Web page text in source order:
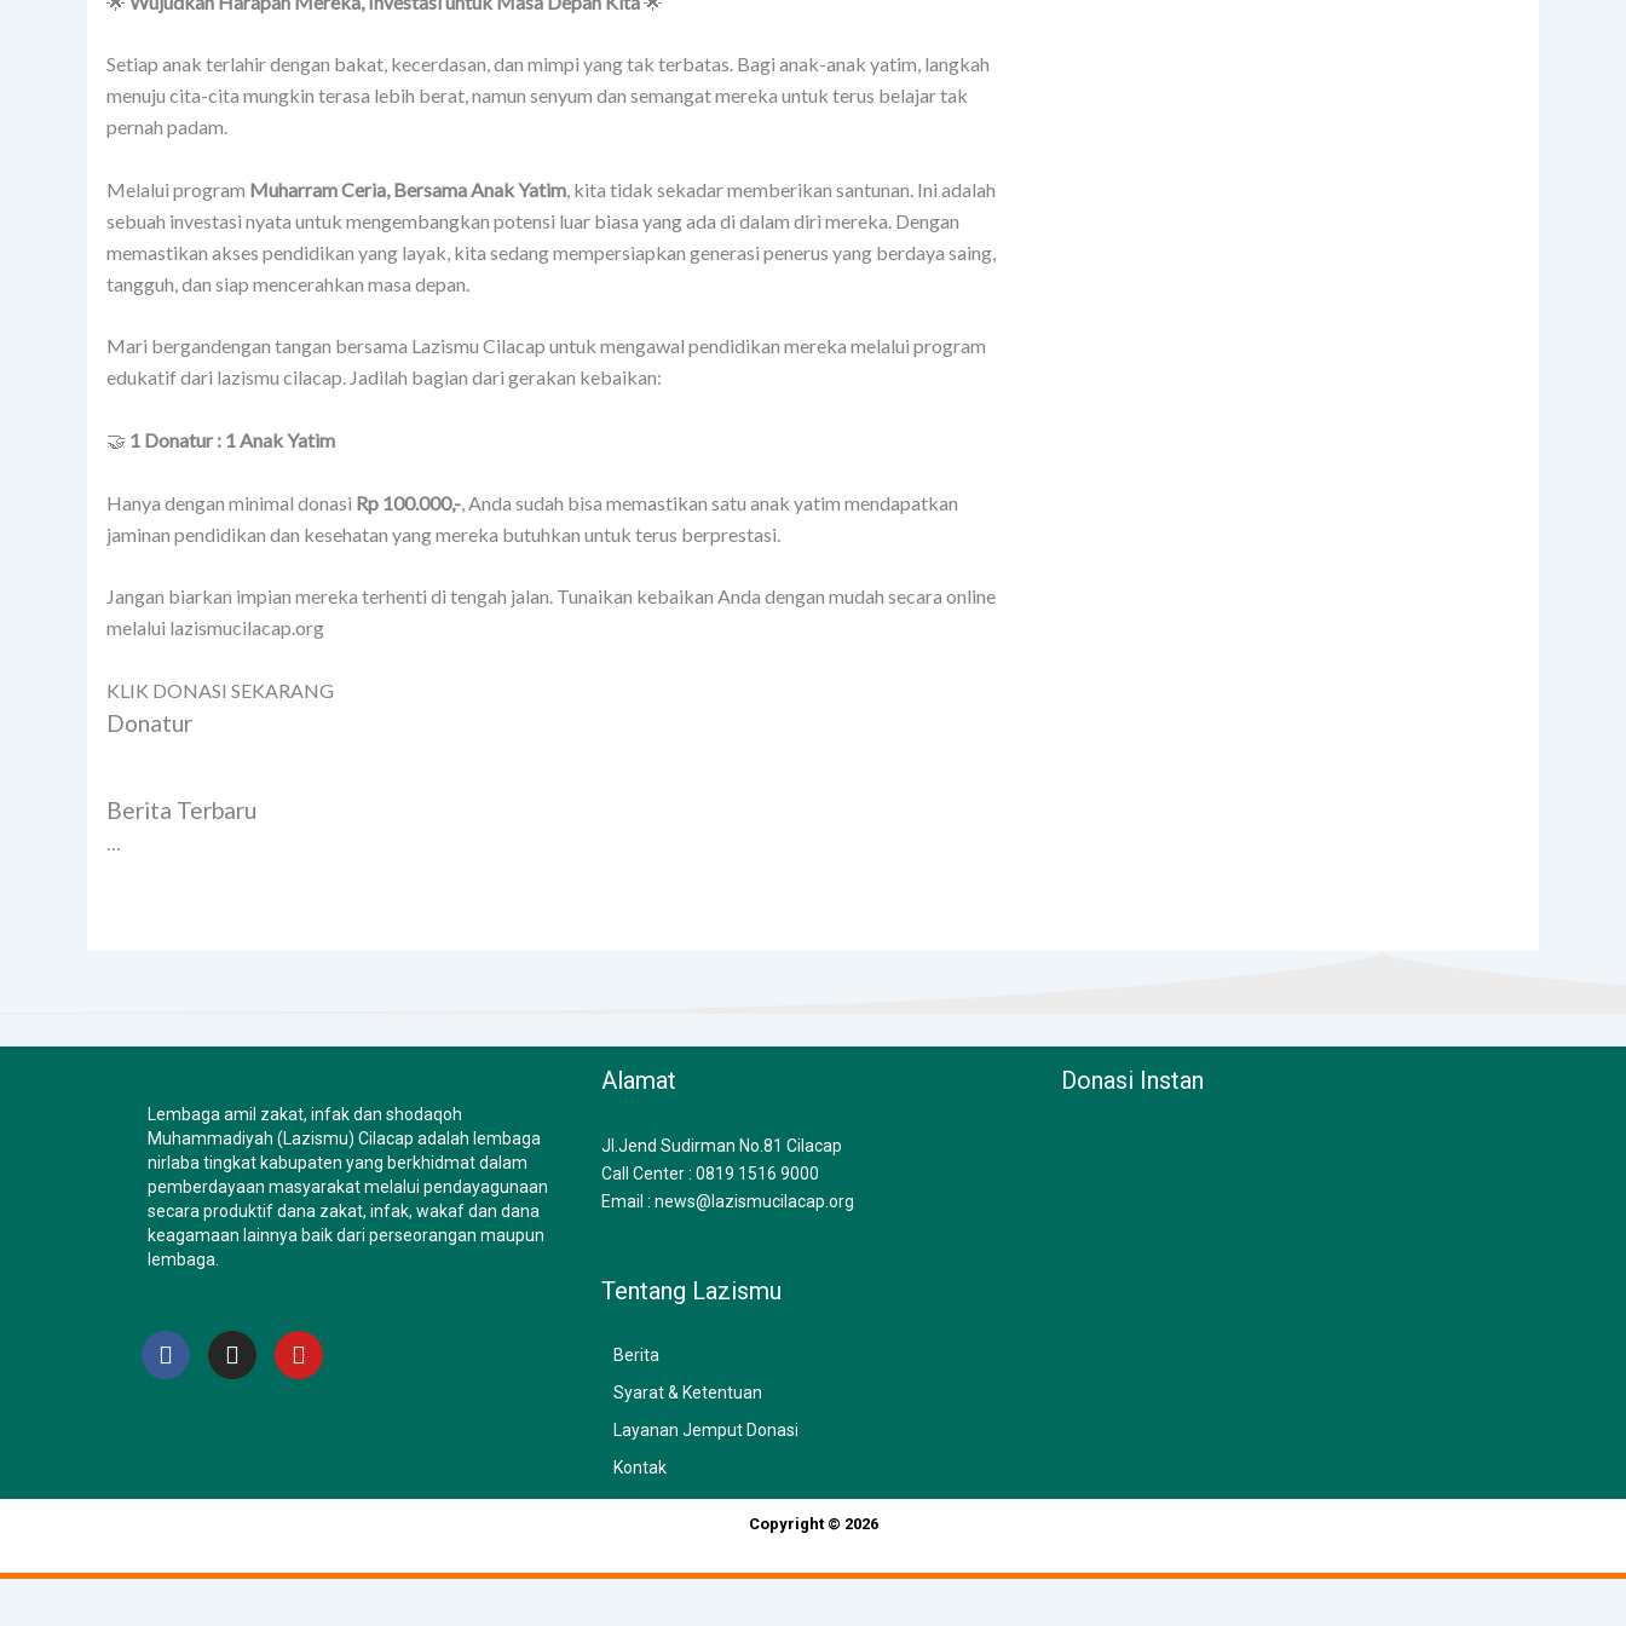
Setiap anak terlahir dengan bakat, kecerdasan, dan mimpi yang tak terbatas. Bagi anak-anak yatim, langkah
menuju cita-cita mungkin terasa lebih berat, namun senyum dan semangat mereka untuk terus belajar tak
pernah padam.
Melalui program Muharram Ceria, Bersama Anak Yatim , kita tidak sekadar memberikan santunan. Ini adalah
sebuah investasi nyata untuk mengembangkan potensi luar biasa yang ada di dalam diri mereka. Dengan
memastikan akses pendidikan yang layak, kita sedang mempersiapkan generasi penerus yang berdaya saing,
tangguh, dan siap mencerahkan masa depan.
Mari bergandengan tangan bersama Lazismu Cilacap untuk mengawal pendidikan mereka melalui program
edukatif dari lazismu cilacap. Jadilah bagian dari gerakan kebaikan:
🤝 1 Donatur : 1 Anak Yatim
Hanya dengan minimal donasi Rp 100.000,- , Anda sudah bisa memastikan satu anak yatim mendapatkan
jaminan pendidikan dan kesehatan yang mereka butuhkan untuk terus berprestasi.
Jangan biarkan impian mereka terhenti di tengah jalan. Tunaikan kebaikan Anda dengan mudah secara online
melalui lazismucilacap.org
KLIK DONASI SEKARANG
Donatur
Berita Terbaru
Lembaga amil zakat, infak dan shodaqoh
Muhammadiyah (Lazismu) Cilacap adalah lembaga
nirlaba tingkat kabupaten yang berkhidmat dalam
pemberdayaan masyarakat melalui pendayagunaan
secara produktif dana zakat, infak, wakaf dan dana
keagamaan lainnya baik dari perseorangan maupun
lembaga.
F
a
c
k
I
n
s
a
Y
o
u
Alamat
Jl.Jend Sudirman No.81 Cilacap
Call Center : 0819 1516 9000
Email : news@lazismucilacap.org
Tentang Lazismu
Berita
Syarat & Ketentuan
Layanan Jemput Donasi
Kontak
Donasi Instan
Copyright © 2026